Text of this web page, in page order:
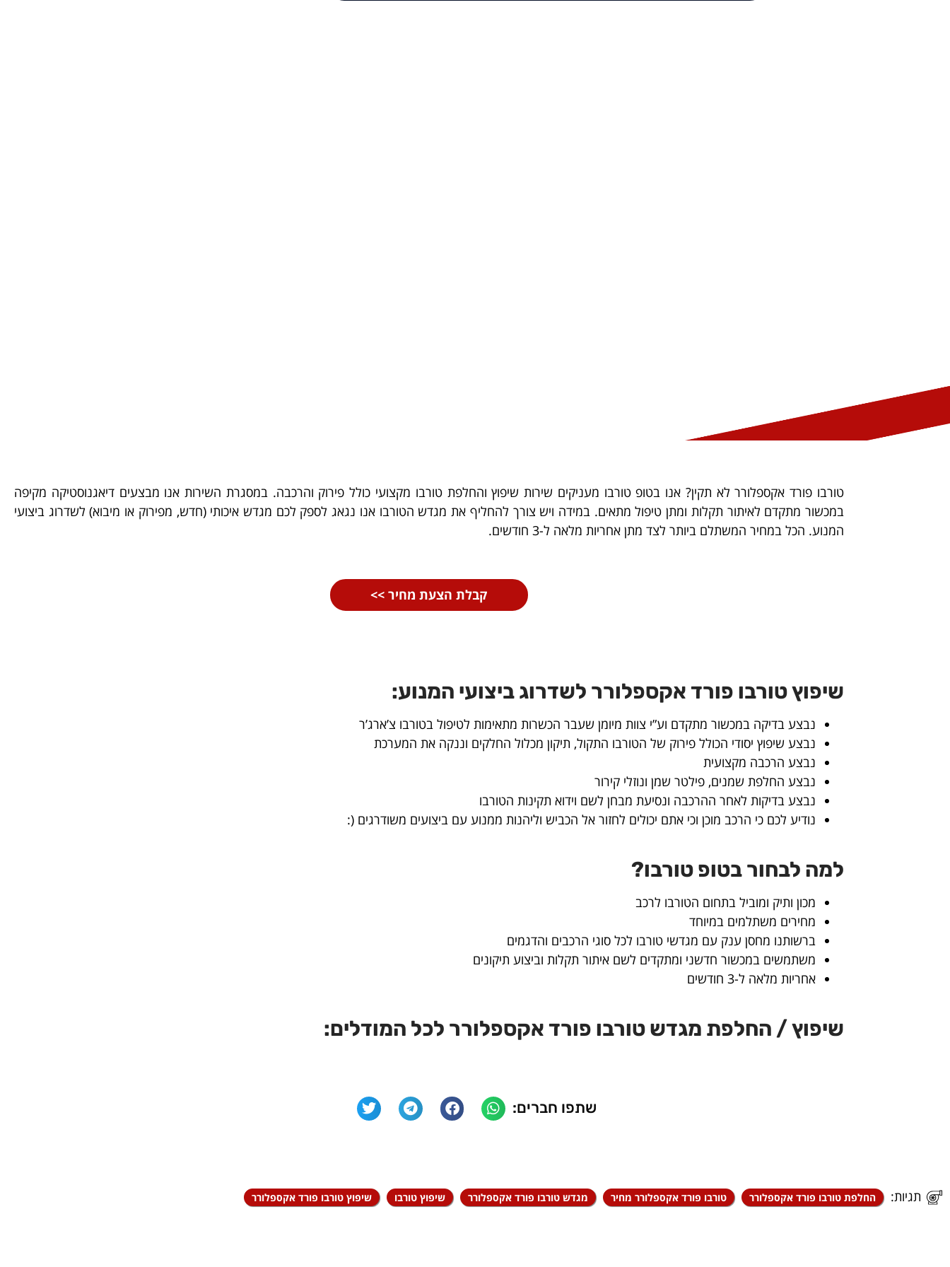
טורבו פורד אקספלורר לא תקין? אנו בטופ טורבו מעניקים שירות שיפוץ והחלפת טורבו מקצועי כולל פירוק והרכבה. במסגרת השירות אנו מבצעים דיאגנוסטיקה מקיפה
במכשור מתקדם לאיתור תקלות ומתן טיפול מתאים. במידה ויש צורך להחליף את מגדש הטורבו אנו נגאג לספק לכם מגדש איכותי (חדש, מפירוק או מיבוא) לשדרוג ביצועי
המנוע. הכל במחיר המשתלם ביותר לצד מתן אחריות מלאה ל-3 חודשים.
קבלת הצעת מחיר >>
שיפוץ טורבו פורד אקספלורר לשדרוג ביצועי המנוע:
נבצע בדיקה במכשור מתקדם וע”י צוות מיומן שעבר הכשרות מתאימות לטיפול בטורבו צ’ארג’ר
נבצע שיפוץ יסודי הכולל פירוק של הטורבו התקול, תיקון מכלול החלקים וננקה את המערכת
נבצע הרכבה מקצועית
נבצע החלפת שמנים, פילטר שמן ונוזלי קירור
נבצע בדיקות לאחר ההרכבה ונסיעת מבחן לשם וידוא תקינות הטורבו
נודיע לכם כי הרכב מוכן וכי אתם יכולים לחזור אל הכביש וליהנות ממנוע עם ביצועים משודרגים (:
למה לבחור בטופ טורבו?
מכון ותיק ומוביל בתחום הטורבו לרכב
מחירים משתלמים במיוחד
ברשותנו מחסן ענק עם מגדשי טורבו לכל סוגי הרכבים והדגמים
משתמשים במכשור חדשני ומתקדים לשם איתור תקלות וביצוע תיקונים
אחריות מלאה ל-3 חודשים
שיפוץ / החלפת מגדש טורבו פורד אקספלורר לכל המודלים:
שתפו חברים:
תגיות: החלפת טורבו פורד אקספלורר טורבו פורד אקספלורר מחיר מגדש טורבו פורד אקספלורר שיפוץ טורבו שיפוץ טורבו פורד אקספלורר